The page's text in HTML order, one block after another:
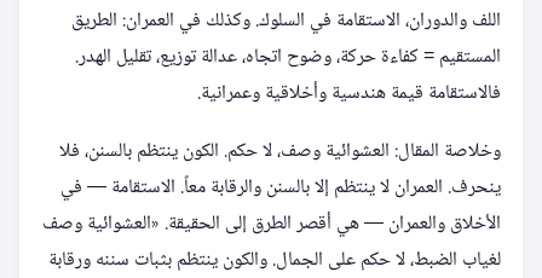
اللف والدوران، الاستقامة في السلوك. وكذلك في العمران: الطريق
المستقيم = كفاءة حركة، وضوح اتجاه، عدالة توزيع، تقليل الهدر.
فالاستقامة قيمة هندسية وأخلاقية وعمرانية.
وخلاصة المقال: العشوائية وصف، لا حكم. الكون ينتظم بالسنن، فلا
ينحرف. العمران لا ينتظم إلا بالسنن والرقابة معاً. الاستقامة — في
الأخلاق والعمران — هي أقصر الطرق إلى الحقيقة. «العشوائية وصف
لغياب الضبط، لا حكم على الجمال. والكون ينتظم بثبات سننه ورقابة